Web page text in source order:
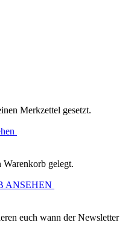
Merkzettel gesetzt.
gelegt.
ANSEHEN
euch wann der Newsletter